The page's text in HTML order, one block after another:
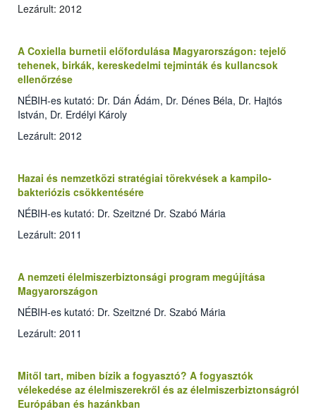
Lezárult: 2012
A Coxiella burnetii előfordulása Magyarországon: tejelő
tehenek, birkák, kereskedelmi tejminták és kullancsok
ellenőrzése
NÉBIH-es kutató: Dr. Dán Ádám, Dr. Dénes Béla, Dr. Hajtós
István, Dr. Erdélyi Károly
Lezárult: 2012
Hazai és nemzetközi stratégiai törekvések a kampilo­
bakteriózis csökkentésére
NÉBIH-es kutató: Dr. Szeitzné Dr. Szabó Mária
Lezárult: 2011
A nemzeti élelmiszerbiztonsági program megújítása
Magyarországon
NÉBIH-es kutató: Dr. Szeitzné Dr. Szabó Mária
Lezárult: 2011
Mitől tart, miben bízik a fogyasztó? A fogyasztók
vélekedése az élelmiszerekről és az élelmiszerbiztonságról
Európában és hazánkban